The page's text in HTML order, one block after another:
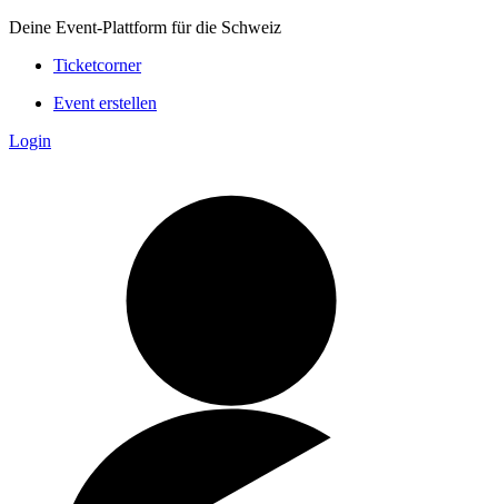
Deine Event-Plattform für die Schweiz
Ticketcorner
Event erstellen
Login